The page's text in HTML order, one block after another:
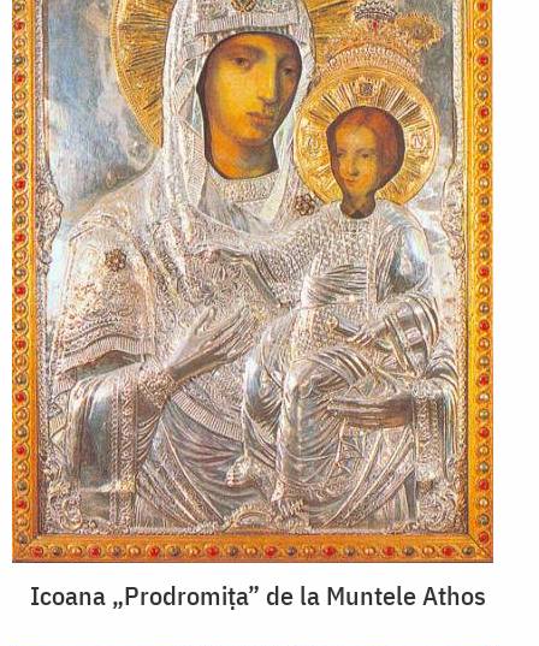
Icoana „Prodromița” de la Muntele Athos